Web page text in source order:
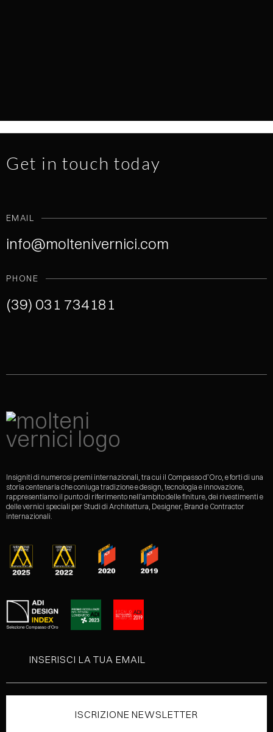
Get in touch today
EMAIL
info@moltenivernici.com
PHONE
(39) 031 734181
Insigniti di numerosi premi internazionali, tra cui il Compasso d’Oro, e forti di una
storia centenaria che coniuga tradizione e design, tecnologia e innovazione,
rappresentiamo il punto di riferimento nell’ambito delle finiture, dei rivestimenti e
delle vernici speciali per Studi di Architettura, Designer, Brand e Contractor
internazionali.